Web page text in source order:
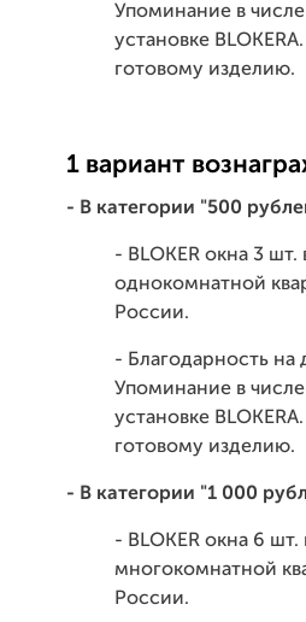
Упоминание в
установке
готовому изделию.
1 вариант
- В категории "500
- BLOKER окна 3
однокомнатной
России.
- Благодарность на
Упоминание в
установке
готовому изделию.
- В категории "1 000
- BLOKER окна 6
многокомнатной
России.